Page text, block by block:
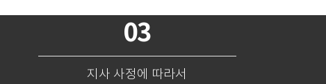
03
지사 사정에 따라서